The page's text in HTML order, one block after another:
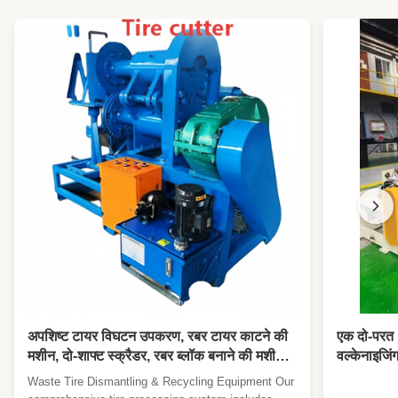
अपशिष्ट टायर विघटन उपकरण, रबर टायर काटने की
मशीन, दो-शाफ्ट स्क्रैडर, रबर ब्लॉक बनाने की मशीन
उपकरण
Waste Tire Dismantling & Recycling Equipment Our
एक दो-